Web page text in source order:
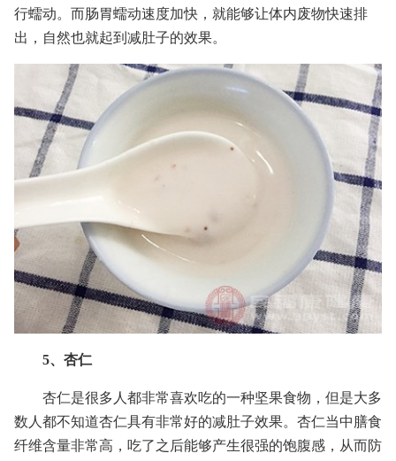
行蠕动。而肠胃蠕动速度加快，就能够让体内废物快速排
出，自然也就起到减肚子的效果。
5、杏仁
杏仁是很多人都非常喜欢吃的一种坚果食物，但是大多
数人都不知道杏仁具有非常好的减肚子效果。杏仁当中膳食
纤维含量非常高，吃了之后能够产生很强的饱腹感，从而防